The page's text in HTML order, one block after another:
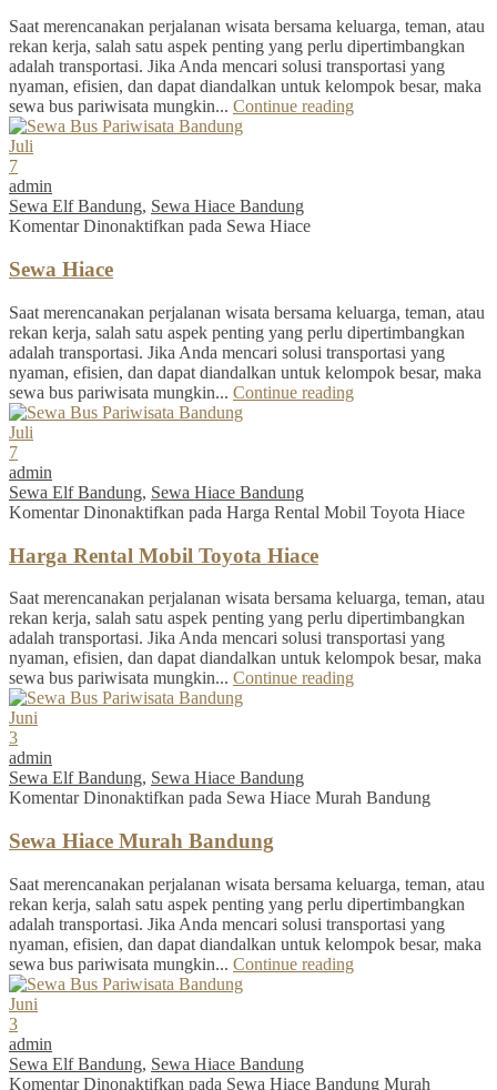
Saat merencanakan perjalanan wisata bersama keluarga, teman, atau
rekan kerja, salah satu aspek penting yang perlu dipertimbangkan
adalah transportasi. Jika Anda mencari solusi transportasi yang
nyaman, efisien, dan dapat diandalkan untuk kelompok besar, maka
sewa bus pariwisata mungkin... Continue reading
Juli
7
admin
Sewa Elf Bandung, Sewa Hiace Bandung
Komentar Dinonaktifkan pada Sewa Hiace
Sewa Hiace
Saat merencanakan perjalanan wisata bersama keluarga, teman, atau
rekan kerja, salah satu aspek penting yang perlu dipertimbangkan
adalah transportasi. Jika Anda mencari solusi transportasi yang
nyaman, efisien, dan dapat diandalkan untuk kelompok besar, maka
sewa bus pariwisata mungkin... Continue reading
Juli
7
admin
Sewa Elf Bandung, Sewa Hiace Bandung
Komentar Dinonaktifkan pada Harga Rental Mobil Toyota Hiace
Harga Rental Mobil Toyota Hiace
Saat merencanakan perjalanan wisata bersama keluarga, teman, atau
rekan kerja, salah satu aspek penting yang perlu dipertimbangkan
adalah transportasi. Jika Anda mencari solusi transportasi yang
nyaman, efisien, dan dapat diandalkan untuk kelompok besar, maka
sewa bus pariwisata mungkin... Continue reading
Juni
3
admin
Sewa Elf Bandung, Sewa Hiace Bandung
Komentar Dinonaktifkan pada Sewa Hiace Murah Bandung
Sewa Hiace Murah Bandung
Saat merencanakan perjalanan wisata bersama keluarga, teman, atau
rekan kerja, salah satu aspek penting yang perlu dipertimbangkan
adalah transportasi. Jika Anda mencari solusi transportasi yang
nyaman, efisien, dan dapat diandalkan untuk kelompok besar, maka
sewa bus pariwisata mungkin... Continue reading
Juni
3
admin
Sewa Elf Bandung, Sewa Hiace Bandung
Komentar Dinonaktifkan pada Sewa Hiace Bandung Murah